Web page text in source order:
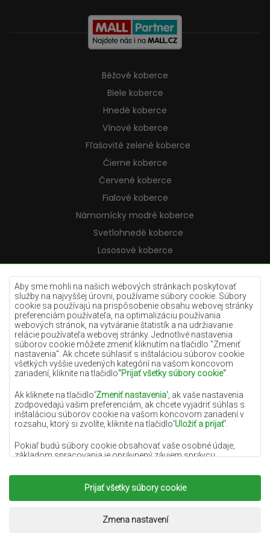
Aby sme mohli na našich webových stránkach poskytovať
služby na najvyššej úrovni, používame súbory cookie. Súbory
cookie sa používajú na prispôsobenie obsahu webovej stránky
preferenciám používateľa, na optimalizáciu používania
webových stránok, na vytváranie štatistík a na udržiavanie
relácie používateľa webovej stránky. Jednotlivé nastavenia
súborov cookie môžete zmeniť kliknutím na tlačidlo "Zmeniť
nastavenia". Ak chcete súhlasiť s inštaláciou súborov cookie
všetkých vyššie uvedených kategórií na vašom koncovom
zariadení, kliknite na tlačidlo"Prijať všetky súbory cookie"
Ak kliknete na tlačidlo'Zmeniť nastavenia' , ak vaše nastavenia
zodpovedajú vašim preferenciám, ak chcete vyjadriť súhlas s
inštaláciou súborov cookie na vašom koncovom zariadení v
rozsahu, ktorý si zvolíte, kliknite na tlačidlo'Uložiť a prijať'
Pokiaľ budú súbory cookie obsahovať vaše osobné údaje,
základom spracovania je oprávnený záujem správcu
podobe poskytovania vysokokvalitných služieb na našej
webovej stránke a marketingových aktivít správcu osobných
údajov a jeho dôveryhodných partnerov.
Viac informácií o súboroch cookie a spracovaní osobných
Prijať všetky súbory cookie
Zmena nastavení
Béžové koberce
Biele koberce
Hnedé koberce
Vínové koberce
Fľašovité zelené koberce
Čierne koberce
Červené koberce
Fialové koberce
Námornícky modré koberce
Svetlohnedé koberce
Lososové koberce
Krémové koberce
Lilac koberce
Žlté koberce
Mätové koberce
Modré koberce
Oranžové koberce
Ružové koberce
Šedé koberce
Terakotové koberce
Zelené koberce
Zlaté koberce
Copyright 2022Koberce Chemex.Všetky práva
Realizácia:www.dimax.pl